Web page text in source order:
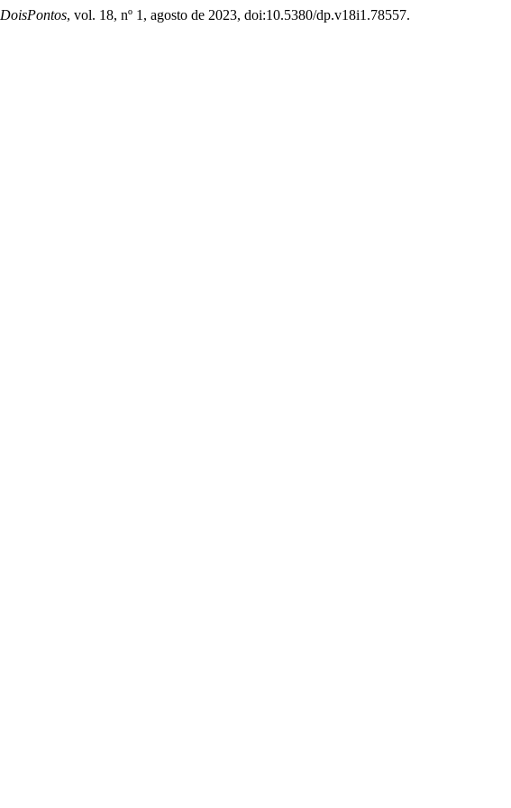
DoisPontos, vol. 18, nº 1, agosto de 2023, doi:10.5380/dp.v18i1.78557.